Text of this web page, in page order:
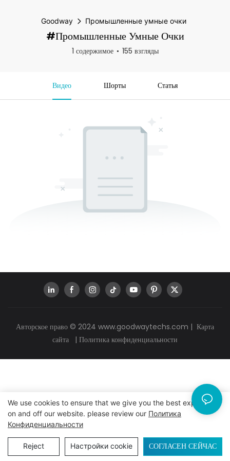
Goodway Промышленные умные очки
#Промышленные Умные Очки
1 содержимое 155 взгляды
Видео Шорты Статья
Авторское право © 2024 www.goodwaytechs.com | Карта
сайта
| Политика конфиденциальности
We use cookies to ensure that we give you the best experience
on and off our website. please review our Политика
Конфиденциальности
Reject Настройки cookie СОГЛАСЕН СЕЙЧАС